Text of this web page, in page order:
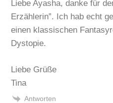
Liebe Ayasha, danke für
Erzählerin”. Ich hab echt
einen klassischen
Dystopie.
Liebe Grüße
Tina
Antworten